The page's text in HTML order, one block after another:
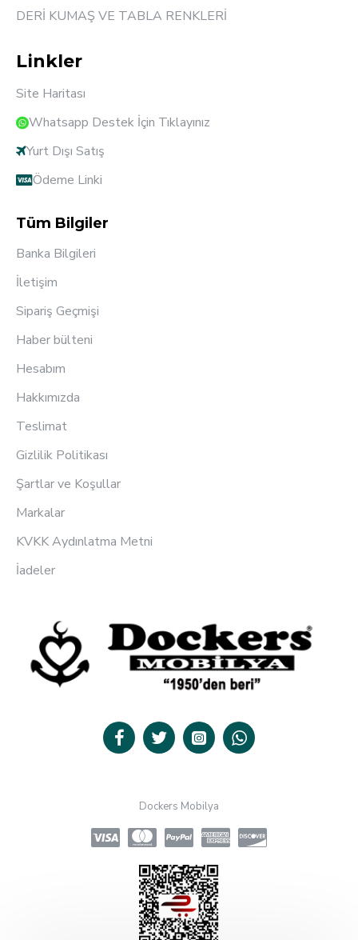
DERİ KUMAŞ VE TABLA RENKLERİ
Linkler
Site Haritası
Whatsapp Destek İçin Tıklayınız
Yurt Dışı Satış
Ödeme Linki
Tüm Bilgiler
Banka Bilgileri
İletişim
Sipariş Geçmişi
Haber bülteni
Hesabım
Hakkımızda
Teslimat
Gizlilik Politikası
Şartlar ve Koşullar
Markalar
KVKK Aydınlatma Metni
İadeler
Dockers Mobilya